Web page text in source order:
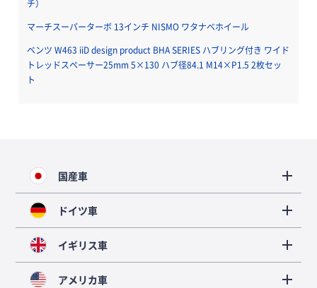
チ）
マーチスーパーターボ 13インチ NISMO ワタナベホイール
ベンツ W463 iiD design product BHA SERIES ハブリング付き ワイド
トレッドスペーサー25mm 5×130 ハブ径84.1 M14×P1.5 2枚セッ
ト
国産車
ドイツ車
イギリス車
アメリカ車